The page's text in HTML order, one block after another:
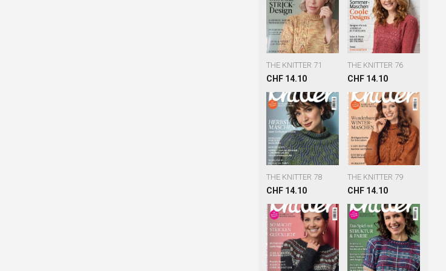
THE KNITTER 71
CHF 14.10
THE KNITTER 76
CHF 14.10
THE KNITTER 78
CHF 14.10
THE KNITTER 79
CHF 14.10